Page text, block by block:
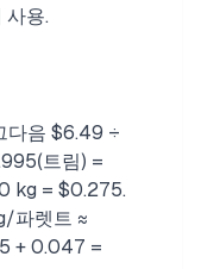
사용.
다음 $6.49 ÷
트림) =
kg = $0.275.
파렛트 ≈
+ 0.047 =